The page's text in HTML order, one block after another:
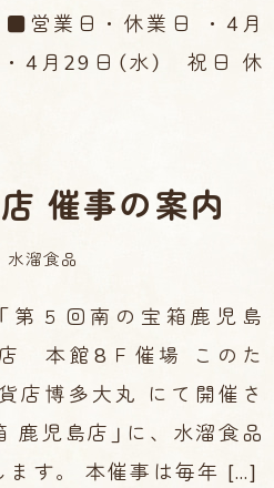
■営業日・休業日 ・4月
4月29日（水） 祝日 休
催事の案内
水溜食品
５回南の宝箱鹿児島
本館8Ｆ催場 このた
店博多大丸 にて開催さ
鹿児島店」に、水溜食品
ます。 本催事は毎年 […]